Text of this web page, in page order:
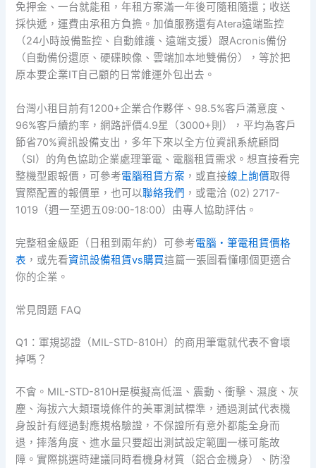
免押金、一台就能租，年租方案滿一年後可隨租隨還；收送
採快遞，運費由承租方負擔。加值服務還有Atera遠端監控
（24小時設備監控、自動維護、遠端支援）跟Acronis備份
（自動備份還原、硬碟映像、雲端加本地雙備份），等於把
原本要企業IT自己顧的日常維運外包出去。
台灣小租目前有1200+企業合作夥伴、98.5%客戶滿意度、
96%客戶續約率，網路評價4.9星（3000+則），平均為客戶
節省70%資訊設備支出，多年下來以全方位資訊系統顧問
（SI）的角色協助企業處理筆電、電腦租賃需求。想直接看完
整機型跟報價，可參考電腦租賃方案 ，或直接線上詢價取得
實際配置的報價單，也可以聯絡我們 ，或電洽 (02) 2717-
1019（週一至週五09:00-18:00）由專人協助評估。
完整租金級距（日租到兩年約）可參考電腦・筆電租賃價格
表 ，或先看資訊設備租賃vs購買這篇一張圖看懂哪個更適合
你的企業。
常見問題 FAQ
Q1：軍規認證（MIL-STD-810H）的商用筆電就代表不會壞
掉嗎？
不會。MIL-STD-810H是模擬高低溫、震動、衝擊、濕度、灰
塵、海拔六大類環境條件的美軍測試標準，通過測試代表機
身設計有經過對應規格驗證，不保證所有意外都能全身而
退，摔落角度、進水量只要超出測試設定範圍一樣可能故
障。實際挑選時建議同時看機身材質（鋁合金機身）、防潑